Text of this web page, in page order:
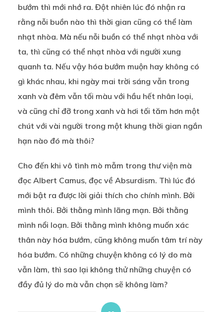
bướm thì mới nhớ ra. Đột nhiên lúc đó nhận ra
rằng nỗi buồn nào thì thời gian cũng có thể làm
nhạt nhòa. Mà nếu nỗi buồn có thể nhạt nhòa với
ta, thì cũng có thể nhạt nhòa với người xung
quanh ta. Nếu vậy hóa bướm muộn hay không có
gì khác nhau, khi ngày mai trời sáng vẫn trong
xanh và đêm vẫn tối màu với hầu hết nhân loại,
và cũng chỉ đỡ trong xanh và hơi tối tăm hơn một
chút với vài người trong một khung thời gian ngắn
hạn nào đó mà thôi?
Cho đến khi vô tình mò mẫm trong thư viện mà
đọc Albert Camus, đọc về Absurdism. Thì lúc đó
mới bật ra được lời giải thích cho chính mình. Bởi
mình thôi. Bởi thằng mình lãng mạn. Bởi thằng
mình nổi loạn. Bởi thằng mình không muốn xác
thân này hóa bướm, cũng không muốn tâm trí này
hóa bướm. Có những chuyện không có lý do mà
vẫn làm, thì sao lại không thử những chuyện có
đầy đủ lý do mà vẫn chọn sẽ không làm?